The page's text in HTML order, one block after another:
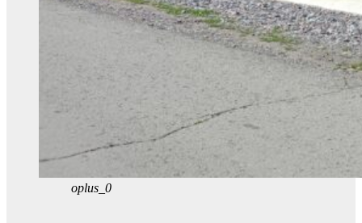
oplus_0